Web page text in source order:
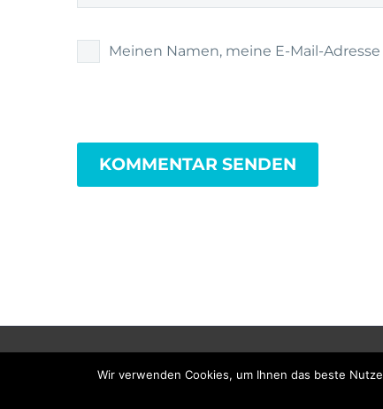
Meinen Namen, meine E-Mail-
KOMMENTAR SENDEN
2024 © CONEMA e.K.
Wir verwenden Cookies, um Ihnen das beste